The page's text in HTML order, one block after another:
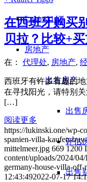
Lukinski KI
房地产
出售房产
出售
评估
出售
在西班牙购买
贝拉？比较+
在： 代理处, 房地产,
西班牙有许多有趣的
在寻找阳光，请特别
[…]
阅读更多
https://lukinski.one/wp-
spanien-villa-kaufen-
mittelmeer.jpg 669 1200
content/uploads/2024/
germany-house-villa-off-
12:43:492022-07-17